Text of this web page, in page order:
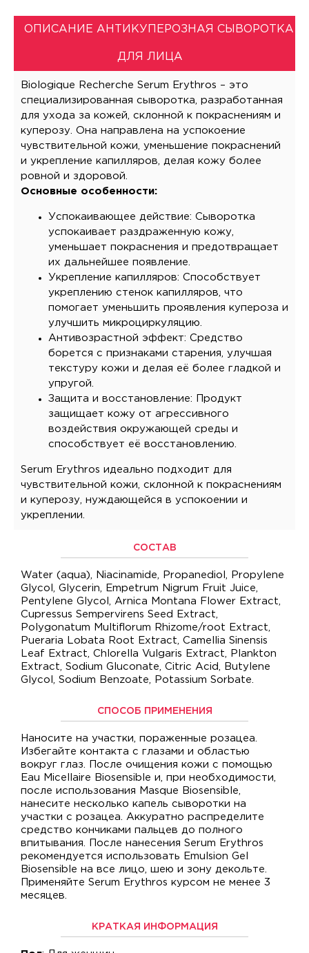
ОПИСАНИЕ АНТИКУПЕРОЗНАЯ СЫВОРОТКА
ДЛЯ ЛИЦА
Biologique Recherche Serum Erythros – это
специализированная сыворотка, разработанная
для ухода за кожей, склонной к покраснениям и
куперозу. Она направлена на успокоение
чувствительной кожи, уменьшение покраснений
и укрепление капилляров, делая кожу более
ровной и здоровой.
Основные особенности:
Успокаивающее действие: Сыворотка
успокаивает раздраженную кожу,
уменьшает покраснения и предотвращает
их дальнейшее появление.
Укрепление капилляров: Способствует
укреплению стенок капилляров, что
помогает уменьшить проявления купероза и
улучшить микроциркуляцию.
Антивозрастной эффект: Средство
борется с признаками старения, улучшая
текстуру кожи и делая её более гладкой и
упругой.
Защита и восстановление: Продукт
защищает кожу от агрессивного
воздействия окружающей среды и
способствует её восстановлению.
Serum Erythros идеально подходит для
чувствительной кожи, склонной к покраснениям
и куперозу, нуждающейся в успокоении и
укреплении.
СОСТАВ
Water (aqua), Niacinamide, Propanediol, Propylene
Glycol, Glycerin, Empetrum Nigrum Fruit Juice,
Pentylene Glycol, Arnica Montana Flower Extract,
Cupressus Sempervirens Seed Extract,
Polygonatum Multiflorum Rhizome/root Extract,
Pueraria Lobata Root Extract, Camellia Sinensis
Leaf Extract, Chlorella Vulgaris Extract, Plankton
Extract, Sodium Gluconate, Citric Acid, Butylene
Glycol, Sodium Benzoate, Potassium Sorbate.
СПОСОБ ПРИМЕНЕНИЯ
Наносите на участки, пораженные розацеа.
Избегайте контакта с глазами и областью
вокруг глаз. После очищения кожи с помощью
Eau Micellaire Biosensible и, при необходимости,
после использования Masque Biosensible,
нанесите несколько капель сыворотки на
участки с розацеа. Аккуратно распределите
средство кончиками пальцев до полного
впитывания. После нанесения Serum Erythros
рекомендуется использовать Emulsion Gel
Biosensible на все лицо, шею и зону декольте.
Применяйте Serum Erythros курсом не менее 3
месяцев.
КРАТКАЯ ИНФОРМАЦИЯ